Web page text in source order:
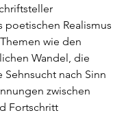
poetischen Realismus
wie den
Wandel, die
Sehnsucht nach Sinn
zwischen
Fortschritt